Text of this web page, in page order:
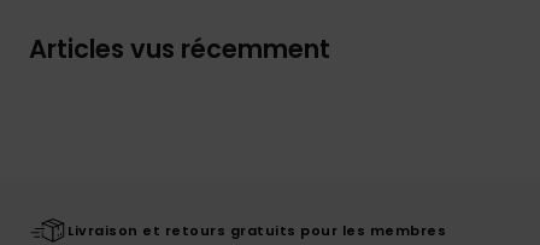
Articles vus récemment
Livraison et retours gratuits pour les membres